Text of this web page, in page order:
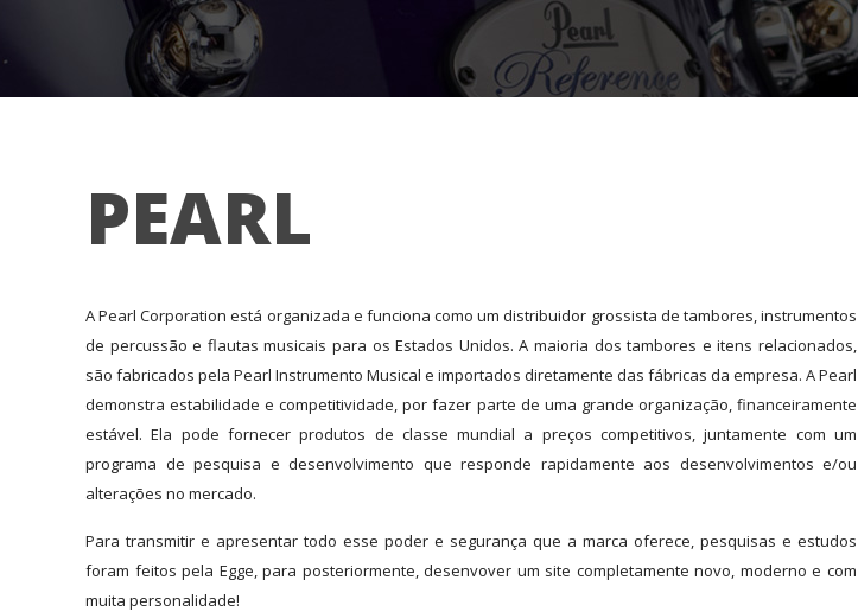
PEARL
A Pearl Corporation está organizada e funciona como um distribuidor grossista de tambores, instrumentos
de percussão e flautas musicais para os Estados Unidos. A maioria dos tambores e itens relacionados,
são fabricados pela Pearl Instrumento Musical e importados diretamente das fábricas da empresa. A Pearl
demonstra estabilidade e competitividade, por fazer parte de uma grande organização, financeiramente
estável. Ela pode fornecer produtos de classe mundial a preços competitivos, juntamente com um
programa de pesquisa e desenvolvimento que responde rapidamente aos desenvolvimentos e/ou
alterações no mercado.
Para transmitir e apresentar todo esse poder e segurança que a marca oferece, pesquisas e estudos
foram feitos pela Egge, para posteriormente, desenvover um site completamente novo, moderno e com
muita personalidade!